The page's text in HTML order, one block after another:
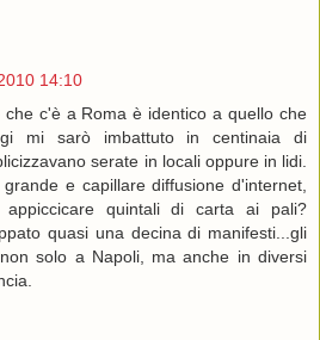
14:10
che c'è a Roma è identico a quello che
mi sarò imbattuto in centinaia di
serate in locali oppure in lidi.
e capillare diffusione d'internet,
quintali di carta ai pali?
quasi una decina di manifesti...gli
solo a Napoli, ma anche in diversi